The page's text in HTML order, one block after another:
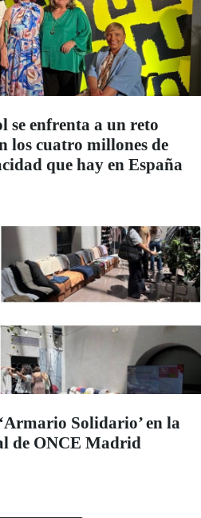
se enfrenta a un reto
los cuatro millones de
que hay en España
Solidario’ en la
de ONCE Madrid